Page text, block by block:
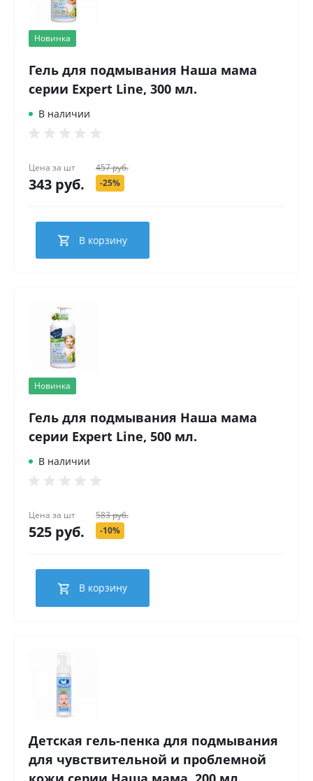
Новинка
Гель для подмывания Наша мама
серии Expert Line, 300 мл.
В наличии
Цена за шт
343 руб.
457 руб.
-25%
В корзину
Новинка
Гель для подмывания Наша мама
серии Expert Line, 500 мл.
В наличии
Цена за шт
525 руб.
583 руб.
-10%
В корзину
Детская гель-пенка для подмывания
для чувствительной и проблемной